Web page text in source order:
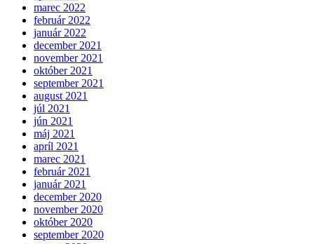
marec 2022
február 2022
január 2022
december 2021
november 2021
október 2021
september 2021
august 2021
júl 2021
jún 2021
máj 2021
apríl 2021
marec 2021
február 2021
január 2021
december 2020
november 2020
október 2020
september 2020